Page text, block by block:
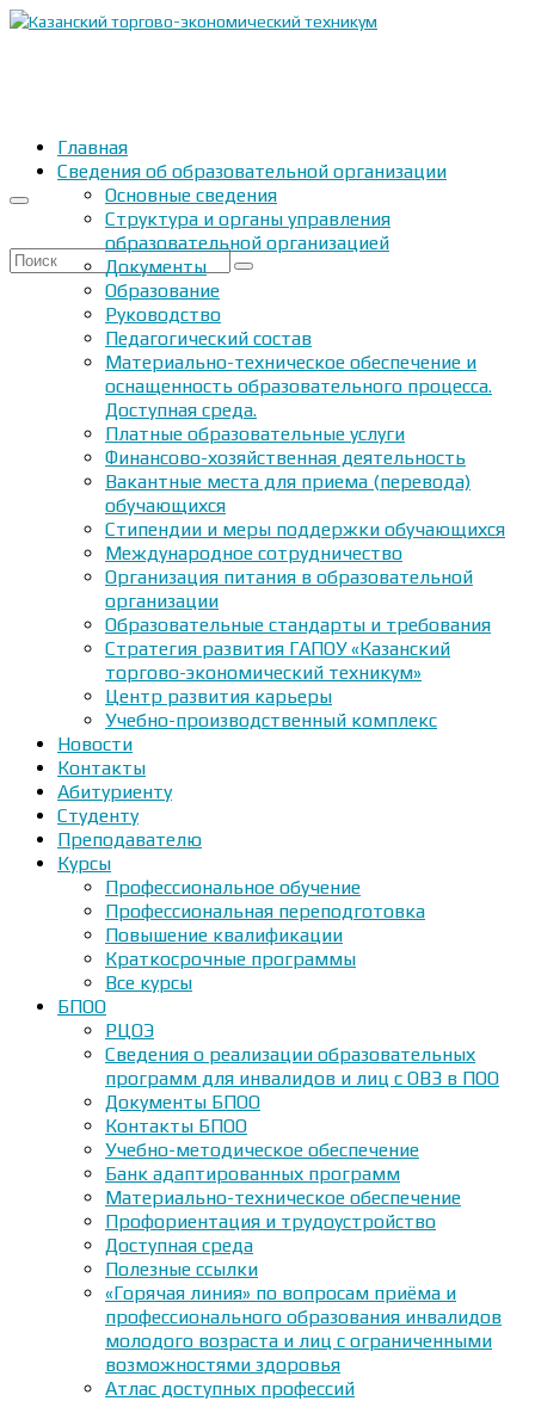
Искать:
Главная
Сведения об образовательной организации
Основные сведения
Структура и органы управления
образовательной организацией
Документы
Образование
Руководство
Педагогический состав
Материально-техническое обеспечение и
оснащенность образовательного процесса.
Доступная среда.
Платные образовательные услуги
Финансово-хозяйственная деятельность
Вакантные места для приема (перевода)
обучающихся
Стипендии и меры поддержки обучающихся
Международное сотрудничество
Организация питания в образовательной
организации
Образовательные стандарты и требования
Стратегия развития ГАПОУ «Казанский
торгово-экономический техникум»
Центр развития карьеры
Учебно-производственный комплекс
Новости
Контакты
Абитуриенту
Студенту
Преподавателю
Курсы
Профессиональное обучение
Профессиональная переподготовка
Повышение квалификации
Краткосрочные программы
Все курсы
БПОО
РЦОЭ
Сведения о реализации образовательных
программ для инвалидов и лиц с ОВЗ в ПОО
Документы БПОО
Контакты БПОО
Учебно-методическое обеспечение
Банк адаптированных программ
Материально-техническое обеспечение
Профориентация и трудоустройство
Доступная среда
Полезные ссылки
«Горячая линия» по вопросам приёма и
профессионального образования инвалидов
молодого возраста и лиц с ограниченными
возможностями здоровья
Атлас доступных профессий